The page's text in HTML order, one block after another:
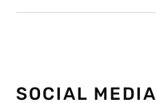
SOCIAL MEDIA